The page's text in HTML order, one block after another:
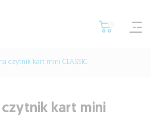
czytnik kart mini CLASSIC
czytnik kart mini